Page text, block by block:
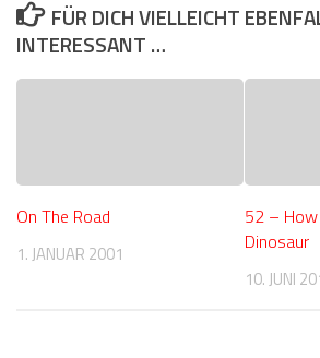
FÜR DICH VIELLEICHT
INTERESSANT …
On The Road
1. JANUAR 2001
52 –
Dinosaur
10. JUNI